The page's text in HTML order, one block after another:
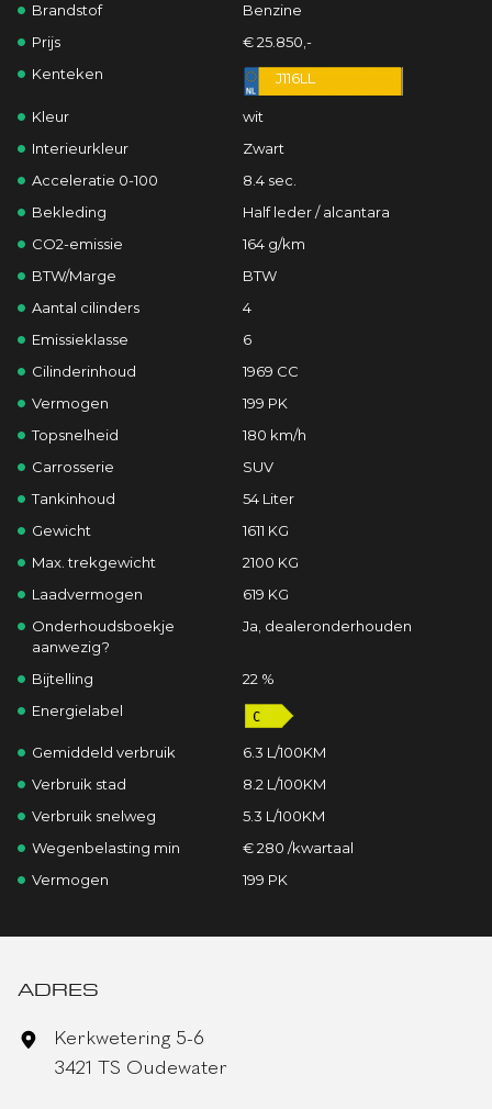
Brandstof
Benzine
Prijs
€ 25.850,-
Kenteken
J116LL
Kleur
wit
Interieurkleur
Zwart
Acceleratie 0-100
8.4 sec.
Bekleding
Half leder / alcantara
CO2-emissie
164 g/km
BTW/Marge
BTW
Aantal cilinders
4
Emissieklasse
6
Cilinderinhoud
1969 CC
Vermogen
199 PK
Topsnelheid
180 km/h
Carrosserie
SUV
Tankinhoud
54 Liter
Gewicht
1611 KG
Max. trekgewicht
2100 KG
Laadvermogen
619 KG
Onderhoudsboekje
aanwezig?
Ja, dealeronderhouden
Bijtelling
22 %
Energielabel
Gemiddeld verbruik
6.3 L/100KM
Verbruik stad
8.2 L/100KM
Verbruik snelweg
5.3 L/100KM
Wegenbelasting min
€ 280 /kwartaal
Vermogen
199 PK
ADRES
Kerkwetering 5-6
3421 TS Oudewater